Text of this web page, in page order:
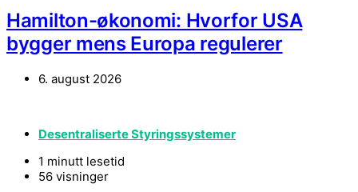
Hamilton-økonomi: Hvorfor USA
bygger mens Europa regulerer
6. august 2026
Desentraliserte Styringssystemer
1 minutt lesetid
56 visninger